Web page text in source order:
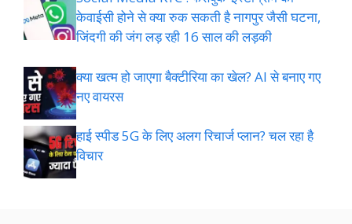
केवाईसी होने से क्या रुक सकती है नागपुर जैसी घटना,
जिंदगी की जंग लड़ रही 16 साल की लड़की
क्या खत्म हो जाएगा बैक्टीरिया का खेल? AI से बनाए गए
नए वायरस
हाई स्पीड 5G के लिए अलग रिचार्ज प्लान? चल रहा है
विचार